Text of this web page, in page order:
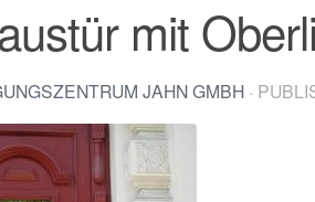
mit
JAHN GMBH ·